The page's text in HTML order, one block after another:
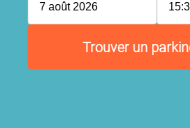
7 août 2026
Trouver un